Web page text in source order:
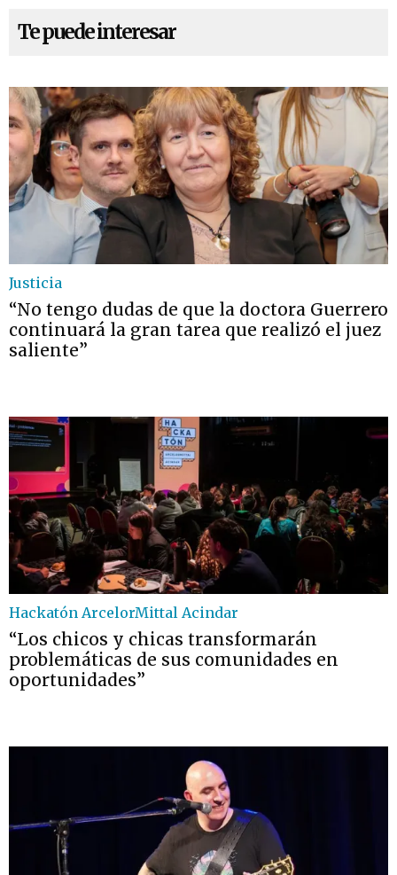
Te puede interesar
Justicia
“No tengo dudas de que la doctora Guerrero
continuará la gran tarea que realizó el juez
saliente”
Hackatón ArcelorMittal Acindar
“Los chicos y chicas transformarán
problemáticas de sus comunidades en
oportunidades”